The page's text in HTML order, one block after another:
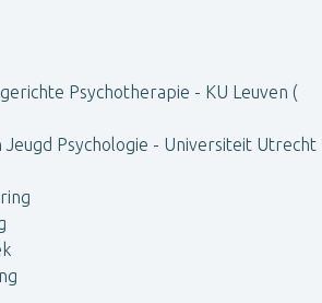
Psychotherapie - KU Leuven (
Psychologie - Universiteit Utrecht